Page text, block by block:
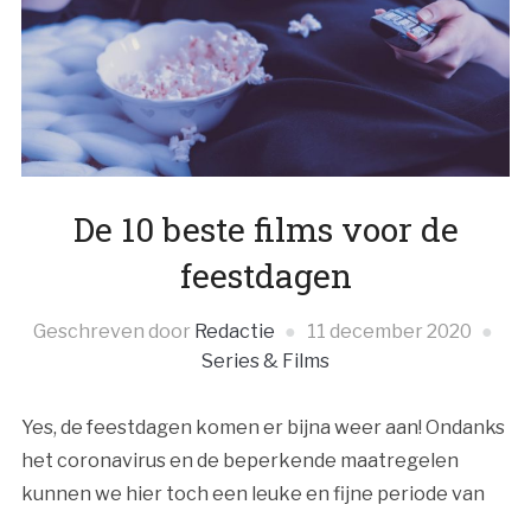
De 10 beste films voor de
feestdagen
Geschreven door Redactie
11 december 2020
Series & Films
Yes, de feestdagen komen er bijna weer aan! Ondanks
het coronavirus en de beperkende maatregelen
kunnen we hier toch een leuke en fijne periode van